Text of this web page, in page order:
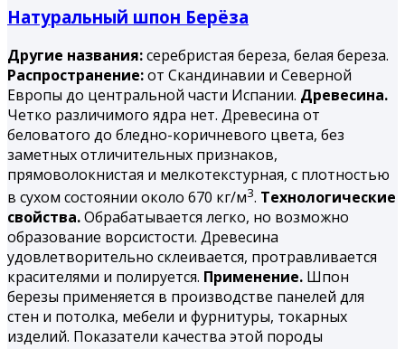
Натуральный шпон Берёза
Другие названия:серебристая береза, белая береза.
Распространение:от Скандинавии и Северной
Европы до центральной части Испании. Древесина.
Четко различимого ядра нет. Древесина от
беловатого до бледно-коричневого цвета, без
заметных отличительных признаков,
прямоволокнистая и мелкотекстурная, с плотностью
в сухом состоянии около 670 кг/м3. Технологические
свойства.Обрабатывается легко, но возможно
образование ворсистости. Древесина
удовлетворительно склеивается, протравливается
красителями и полируется. Применение. Шпон
березы применяется в производстве панелей для
стен и потолка, мебели и фурнитуры, токарных
изделий. Показатели качества этой породы